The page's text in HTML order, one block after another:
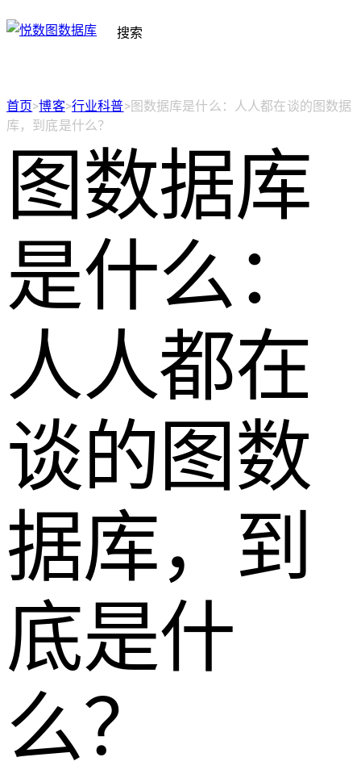
搜索
首页>博客>行业科普>图数据库是什么：人人都在谈的图数据
库，到底是什么？
图数据库
是什么：
人人都在
谈的图数
据库，到
底是什
么？